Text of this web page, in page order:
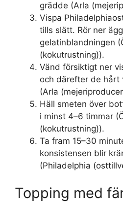
grädde (Arla
Vispa
tills slätt. Rör ner
gelatinblandningen
(kokutrustning)).
Vänd försiktigt ner
och därefter de hårt
(Arla
Häll smeten över
i minst 4–6 timmar
(kokutrustning)).
Ta fram 15–30
konsistensen blir
(Philadelphia
Topping med